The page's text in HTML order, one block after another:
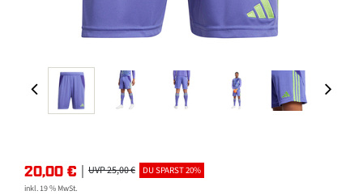
20,00 € | UVP 25,00 € DU SPARST 20%
inkl. 19 % MwSt.